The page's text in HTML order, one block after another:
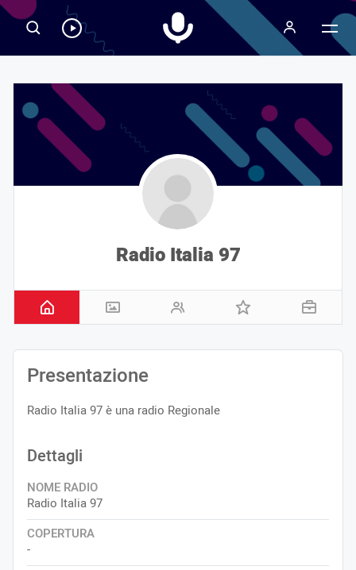
Ascolta
RadioSpeaker
streaming
Radiospeaker.it
Radio Italia 97
Presentazione
Radio Italia 97 è una radio Regionale
Dettagli
NOME RADIO
Radio Italia 97
COPERTURA
-